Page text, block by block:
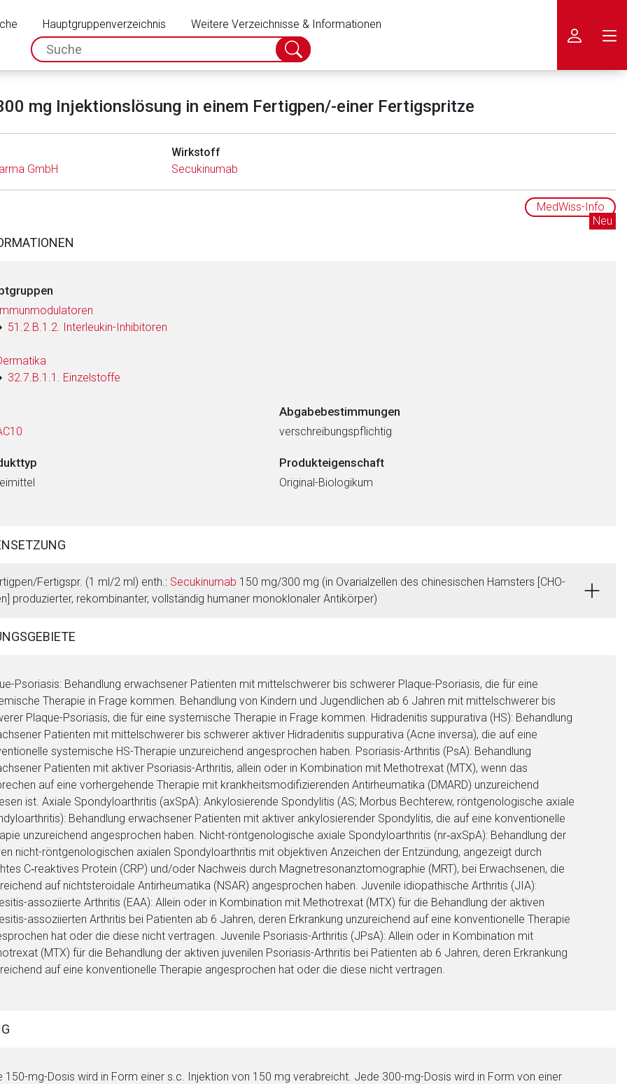
Hauptgruppenverzeichnis
Weitere Verzeichnisse & Informationen
spc.search.input.placeholder
Suche
abschicken
mg Injektionslösung in einem Fertigpen/-einer Fertigspritze
GmbH
Wirkstoff
Secukinumab
MedWiss-Info
Neu
51.2.B.1.2. Interleukin-Inhibitoren
32.7.B.1.1. Einzelstoffe
Abgabebestimmungen
verschreibungspflichtig
Produkteigenschaft
Original-Biologikum
Fertigspr. (1 ml/2 ml) enth.: Secukinumab 150 mg/300 mg (in Ovarialzellen des chinesischen Hamsters [CHO-
produzierter, rekombinanter, vollständig humaner monoklonaler Antikörper)
Psoriasis: Behandlung erwachsener Patienten mit mittelschwerer bis schwerer Plaque-Psoriasis, die für eine
Therapie in Frage kommen. Behandlung von Kindern und Jugendlichen ab 6 Jahren mit mittelschwerer bis
Plaque-Psoriasis, die für eine systemische Therapie in Frage kommen. Hidradenitis suppurativa (HS): Behandlung
Patienten mit mittelschwerer bis schwerer aktiver Hidradenitis suppurativa (Acne inversa), die auf eine
systemische HS-Therapie unzureichend angesprochen haben. Psoriasis-Arthritis (PsA): Behandlung
Patienten mit aktiver Psoriasis-Arthritis, allein oder in Kombination mit Methotrexat (MTX), wenn das
auf eine vorhergehende Therapie mit krankheitsmodifizierenden Antirheumatika (DMARD) unzureichend
ist. Axiale Spondyloarthritis (axSpA): Ankylosierende Spondylitis (AS; Morbus Bechterew, röntgenologische axiale
Behandlung erwachsener Patienten mit aktiver ankylosierender Spondylitis, die auf eine konventionelle
unzureichend angesprochen haben. Nicht-röntgenologische axiale Spondyloarthritis (nr‑axSpA): Behandlung der
nicht-röntgenologischen axialen Spondyloarthritis mit objektiven Anzeichen der Entzündung, angezeigt durch
C‑reaktives Protein (CRP) und/oder Nachweis durch Magnetresonanztomographie (MRT), bei Erwachsenen, die
auf nichtsteroidale Antirheumatika (NSAR) angesprochen haben. Juvenile idiopathische Arthritis (JIA):
assoziierte Arthritis (EAA): Allein oder in Kombination mit Methotrexat (MTX) für die Behandlung der aktiven
assoziierten Arthritis bei Patienten ab 6 Jahren, deren Erkrankung unzureichend auf eine konventionelle Therapie
hat oder die diese nicht vertragen. Juvenile Psoriasis-Arthritis (JPsA): Allein oder in Kombination mit
(MTX) für die Behandlung der aktiven juvenilen Psoriasis-Arthritis bei Patienten ab 6 Jahren, deren Erkrankung
auf eine konventionelle Therapie angesprochen hat oder die diese nicht vertragen.
150-mg-Dosis wird in Form einer s.c. Injektion von 150 mg verabreicht. Jede 300-mg-Dosis wird in Form von einer
Link öffnet eine externe Web-Seite. Für die Inhalte der externen Web-Seite ist deren